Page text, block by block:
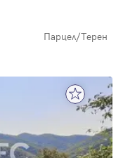
Парцел/Терен